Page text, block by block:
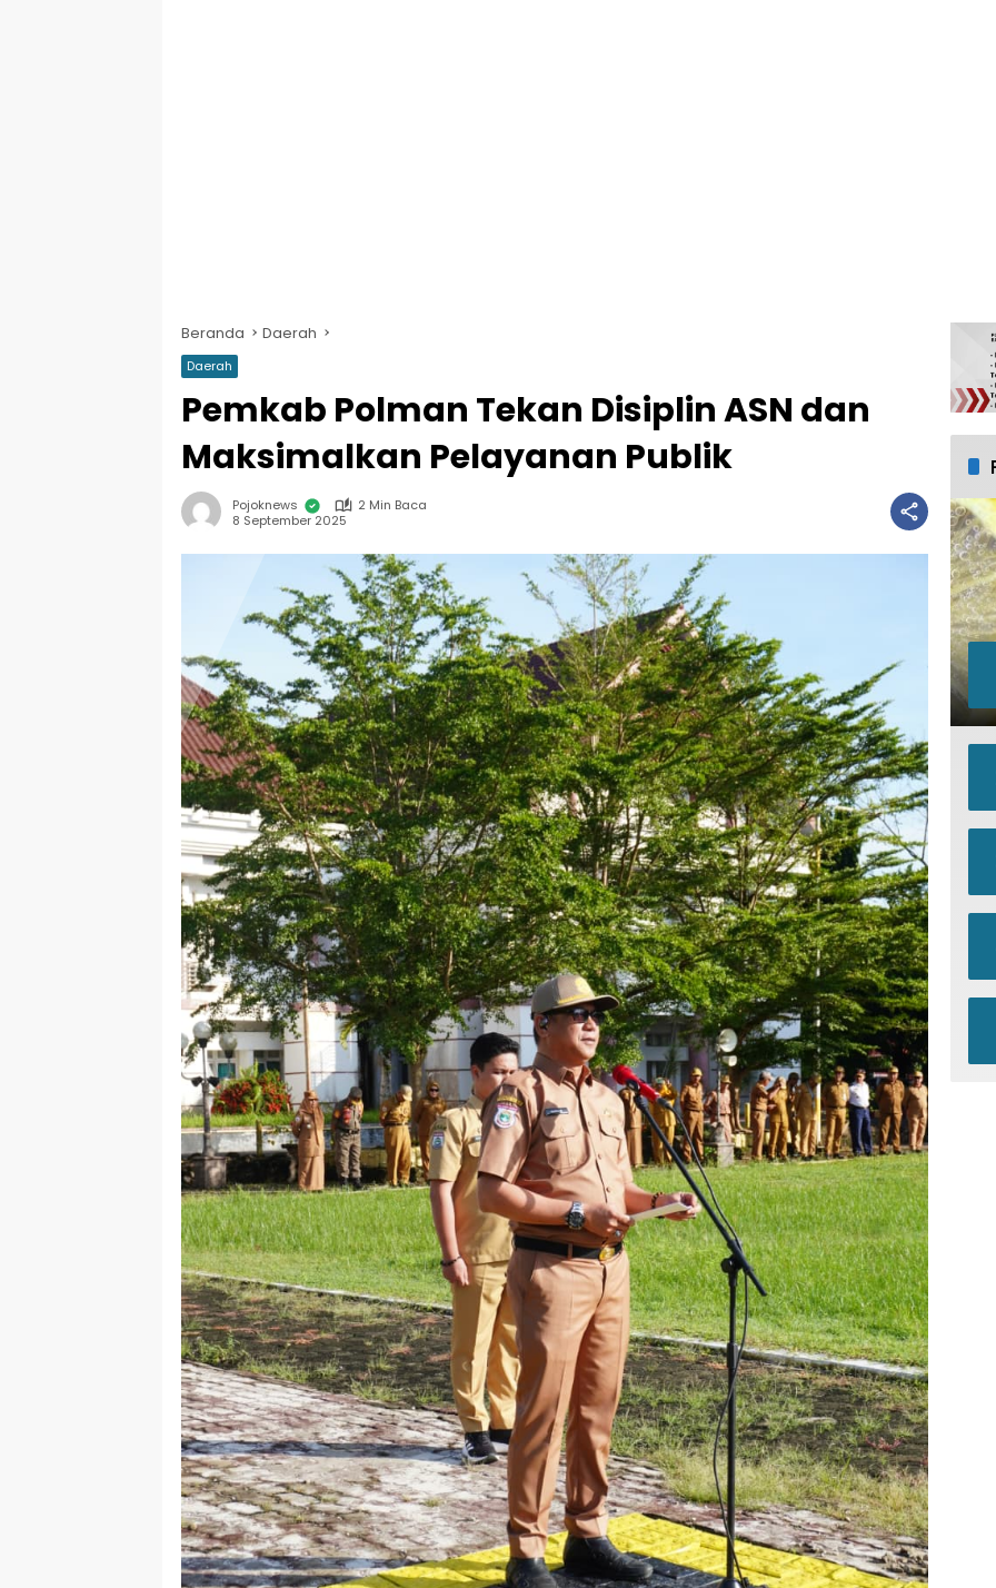
Beranda Daerah
Daerah
Pemkab Polman Tekan Disiplin ASN dan
Maksimalkan Pelayanan Publik
Pojoknews
2 Min Baca
8 September 2025